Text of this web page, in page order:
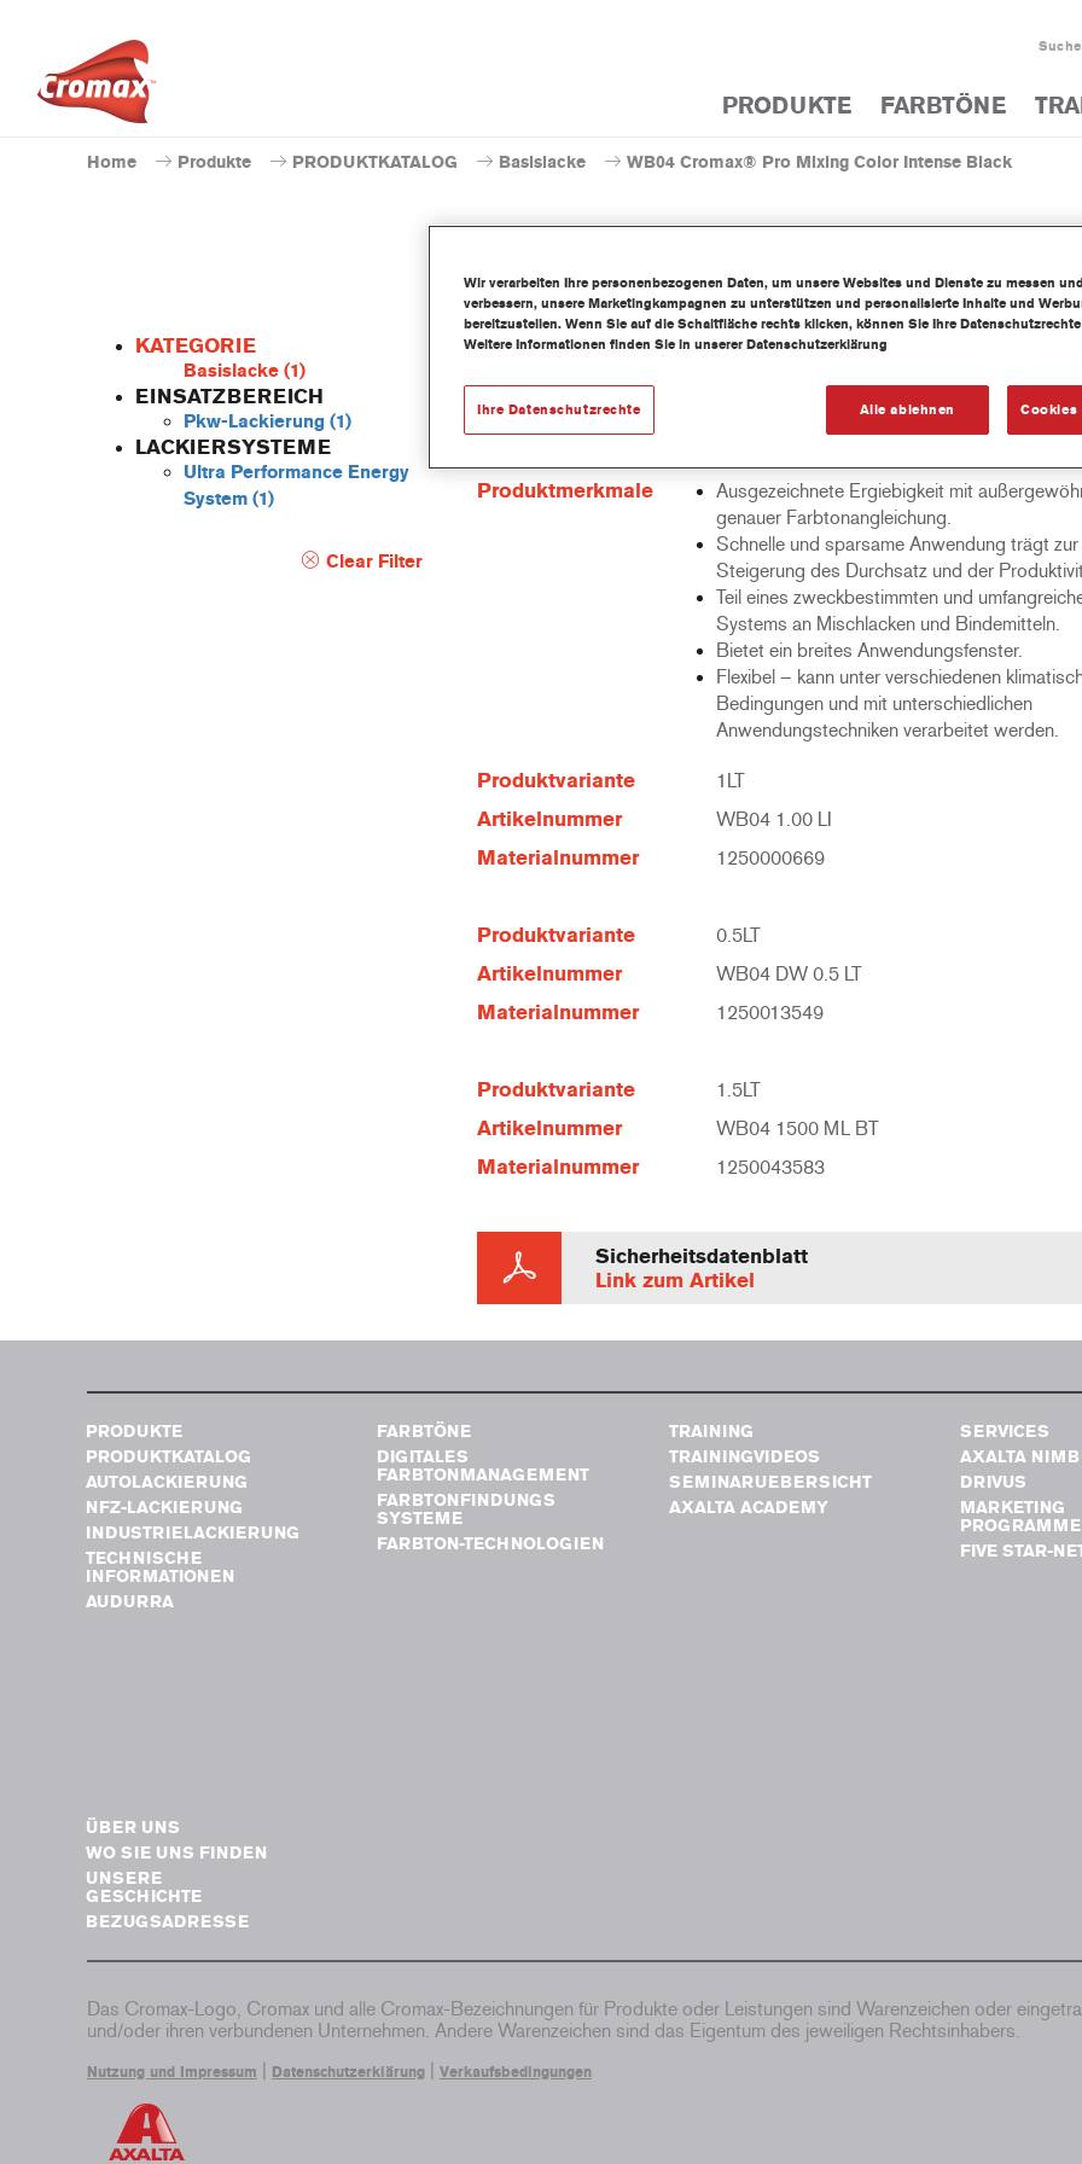
Suche
PRODUKTE FARBTÖNE
Home Produkte PRODUKTKATALOG Basislacke WB04 Cromax® Pro Mixing Color Intense Black
KATEGORIE
Basislacke (1)
EINSATZBEREICH
Pkw-Lackierung (1)
LACKIERSYSTEME
Ultra Performance Energy
System (1)
Clear Filter
WB04 Cromax® Pro Mixing
Produktmerkmale
Ausgezeichnete Ergiebigkeit mit
genauer Farbtonangleichung.
Schnelle und sparsame Anwendung trägt zur
Steigerung des Durchsatz und der
Teil eines zweckbestimmten und
Systems an Mischlacken und Bindemitteln.
Bietet ein breites Anwendungsfenster.
Flexibel – kann unter verschiedenen
Bedingungen und mit unterschiedlichen
Anwendungstechniken verarbeitet werden.
Produktvariante 1LT
Artikelnummer WB04 1.00 LI
Materialnummer 1250000669
Produktvariante 0.5LT
Artikelnummer WB04 DW 0.5 LT
Materialnummer 1250013549
Produktvariante 1.5LT
Artikelnummer WB04 1500 ML BT
Materialnummer 1250043583
Sicherheitsdatenblatt
Link zum Artikel
PRODUKTE
PRODUKTKATALOG
AUTOLACKIERUNG
NFZ-LACKIERUNG
INDUSTRIELACKIERUNG
TECHNISCHE
INFORMATIONEN
AUDURRA
FARBTÖNE
DIGITALES
FARBTONMANAGEMENT
FARBTONFINDUNGS
SYSTEME
FARBTON-TECHNOLOGIEN
TRAINING
TRAININGVIDEOS
SEMINARUEBERSICHT
AXALTA ACADEMY
SERVICES
AXALTA
DRIVUS
MARKETING
FIVE STAR-
ÜBER UNS
WO SIE UNS FINDEN
UNSERE
GESCHICHTE
BEZUGSADRESSE
Das Cromax-Logo, Cromax und alle Cromax-Bezeichnungen für Produkte oder Leistungen sind Warenzeichen oder
und/oder ihren verbundenen Unternehmen. Andere Warenzeichen sind das Eigentum des jeweiligen Rechtsinhabers.
Nutzung und Impressum Datenschutzerklärung Verkaufsbedingungen
Wir verarbeiten Ihre personenbezogenen Daten, um unsere Websites und Dienste zu messen
verbessern, unsere Marketingkampagnen zu unterstützen und personalisierte Inhalte und
bereitzustellen. Wenn Sie auf die Schaltfläche rechts klicken, können Sie Ihre
Weitere Informationen finden Sie in unserer Datenschutzerklärung
Alle ablehnen Cookies
Ihre Datenschutzrechte